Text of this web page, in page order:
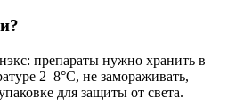
препараты нужно хранить в
2–8°C, не замораживать,
для защиты от света.